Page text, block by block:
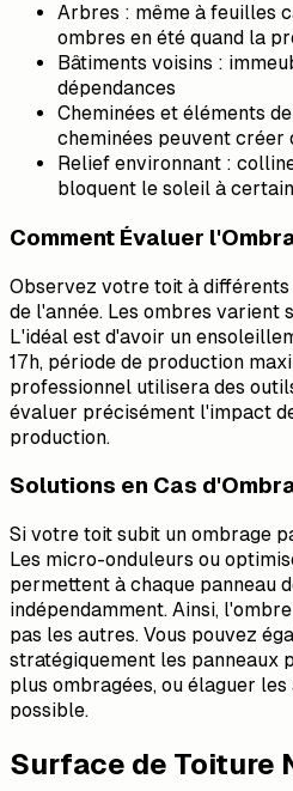
Arbres : même à feuilles
ombres en été quand la
Bâtiments voisins :
dépendances
Cheminées et éléments
cheminées peuvent créer
Relief environnant :
bloquent le soleil à
Comment Évaluer
Observez votre toit à
de l'année. Les ombres varient
L'idéal est d'avoir un
17h, période de production
professionnel utilisera des
évaluer précisément l'impact
production.
Solutions en Cas
Si votre toit subit un ombrage
Les micro-onduleurs ou
permettent à chaque panneau
indépendamment. Ainsi,
pas les autres. Vous pouvez
stratégiquement les panneaux
plus ombragées, ou élaguer
possible.
Surface de Toiture